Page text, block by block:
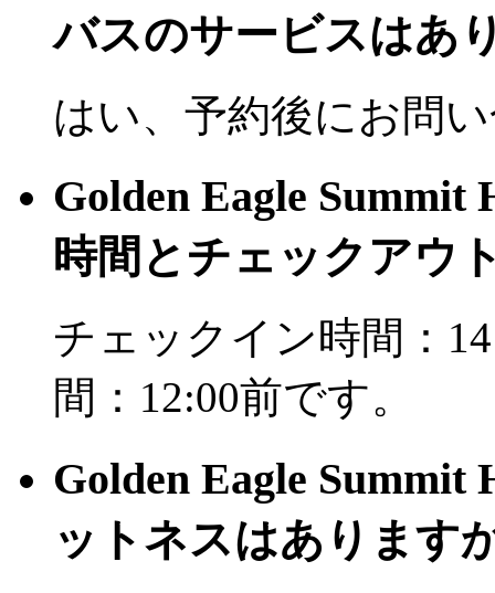
バスのサービスはあ
はい、予約後にお問
Golden Eagle
時間とチェックアウ
チェックイン時間：
間：12:00前です。
Golden Eagle
ットネスはあります